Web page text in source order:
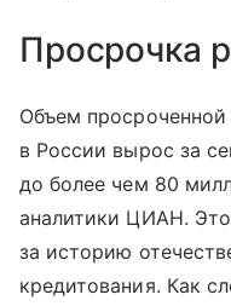
Просрочка
Объем
в России вырос за
до более чем 80
аналитики ЦИАН.
за историю
кредитования. Как